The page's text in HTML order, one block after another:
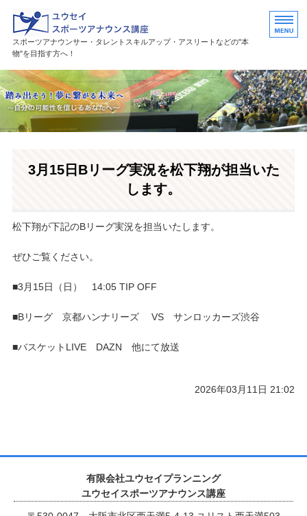
ユウセイスポーツアナウンスス
スポーツアナウンサー・タレントスキルアップ・アスリートなどの"本
物"を目指す方へ！
HOME
講座紹介
活躍中の卒業生・受講生
3月15日Bリーグ実況を松下翔が担当いた
します。
松下翔が下記のBリーグ実況を担当いたします。
ぜひご覧ください。
■3月15日（日） 14:05 TIP OFF
■Bリーグ 京都ハンナリーズ VS サンロッカーズ渋谷
■バスケットLIVE DAZN 他にて放送
2026年03月11日 21:02
有限会社ユウセイプランニング
ユウセイスポーツアナウンス講座